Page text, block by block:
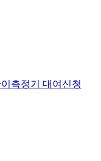
측정기 대여신청